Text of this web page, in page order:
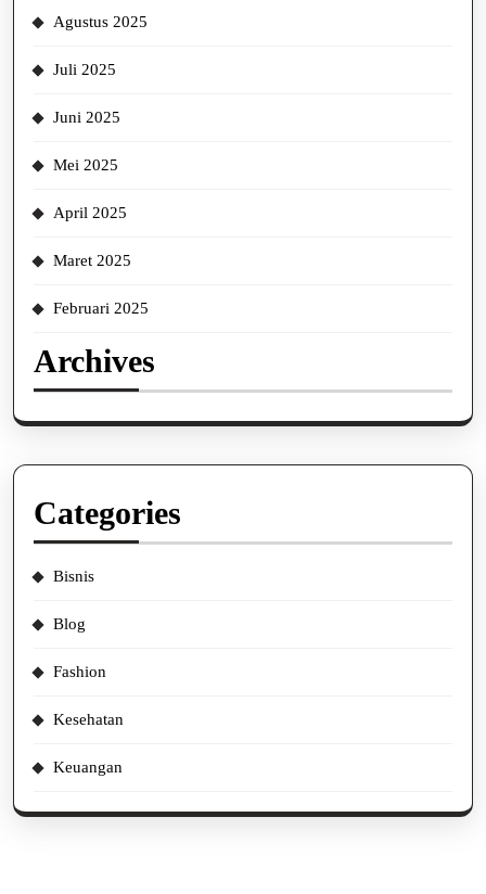
Agustus 2025
Juli 2025
Juni 2025
Mei 2025
April 2025
Maret 2025
Februari 2025
Archives
Categories
Bisnis
Blog
Fashion
Kesehatan
Keuangan